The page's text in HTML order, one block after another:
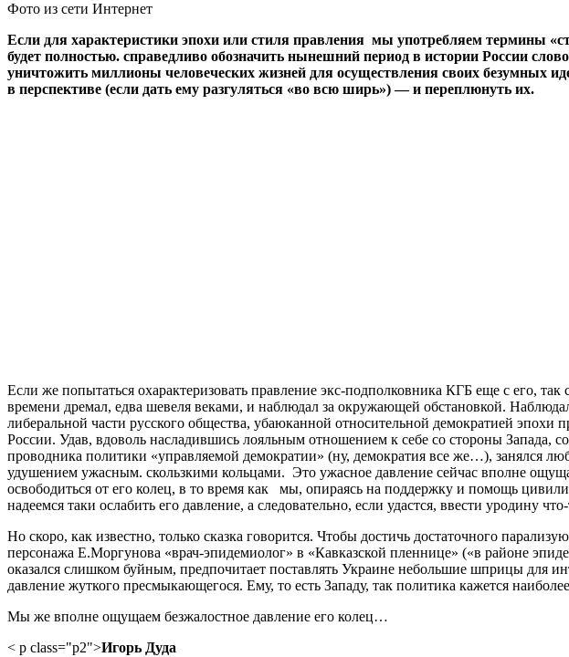
Фото из сети Интернет
Если для характеристики эпохи или стиля правления мы употребляем термины
будет полностью. справедливо обозначить нынешний период в истории России
уничтожить миллионы человеческих жизней для осуществления своих безумных
в перспективе (если дать ему разгуляться «во всю ширь») — и переплюнуть их.
Если же попытаться охарактеризовать правление экс-подполковника КГБ еще с его,
времени дремал, едва шевеля веками, и наблюдал за окружающей обстановкой.
либеральной части русского общества, убаюканной относительной демократией эпохи
России. Удав, вдоволь насладившись лояльным отношением к себе со стороны Запада,
проводника политики «управляемой демократии» (ну, демократия все же…), занялся
удушением ужасным. скользкими кольцами. Это ужасное давление сейчас вполне
освободиться от его колец, в то время как мы, опираясь на поддержку и помощь
надеемся таки ослабить его давление, а следовательно, если удастся, ввести уродину
Но скоро, как известно, только сказка говорится. Чтобы достичь достаточного
персонажа Е.Моргунова «врач-эпидемиолог» в «Кавказской пленнице» («в районе
оказался слишком буйным, предпочитает поставлять Украине небольшие шприцы для
давление жуткого пресмыкающегося. Ему, то есть Западу, так политика кажется
Мы же вполне ощущаем безжалостное давление его колец…
< p class="p2">Игорь Дуда